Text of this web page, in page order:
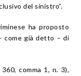
del sinistro”.
ha proposto
come già detto – di
360, comma 1, n. 3),